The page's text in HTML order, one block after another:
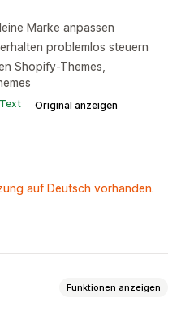
Marke anpassen
problemlos steuern
Shopify-Themes,
Original anzeigen
auf Deutsch vorhanden.
Funktionen anzeigen